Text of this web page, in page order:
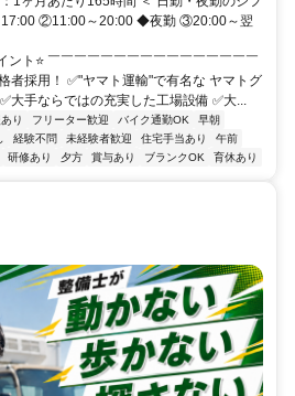
②11:00～20:00 ◆夜勤 ③20:00～翌
ント⭐ ￣￣￣￣￣￣￣￣￣￣￣￣￣￣￣￣
者採用！ ✅"ヤマト運輸"で有名な ヤマトグ
大手ならではの充実した工場設備 ✅大...
り フリーター歓迎 バイク通勤OK
早朝
経験不問 未経験者歓迎 住宅手当あり
午前
研修あり 夕方 賞与あり ブランクOK 育休あり